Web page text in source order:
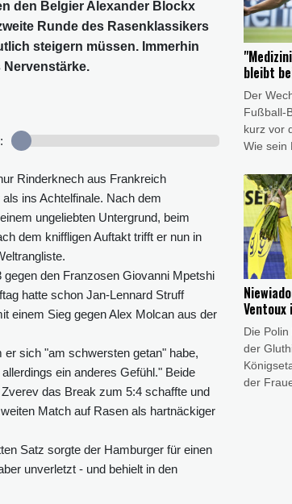
den Belgier Alexander Blockx
Runde des Rasenklassikers
steigern müssen. Immerhin
Nervenstärke.
Rinderknech aus Frankreich
ins Achtelfinale. Nach dem
ungeliebten Untergrund, beim
dem kniffligen Auftakt trifft er nun in
den Franzosen Giovanni Mpetshi
hatte schon Jan-Lennard Struff
einem Sieg gegen Alex Molcan aus der
sich "am schwersten getan" habe,
ein anderes Gefühl." Beide
das Break zum 5:4 schaffte und
Match auf Rasen als hartnäckiger
Satz sorgte der Hamburger für einen
unverletzt - und behielt in den
erstmals
am
bleibt
Der
Fußball-
kurz vor
Wie sein
Transfer
hatte",
Ventoux
Die
der
der